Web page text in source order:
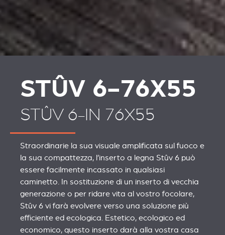
STÛV 6-76X55
STÛV 6-IN 76X55
Straordinarie la sua visuale amplificata sul fuoco e
la sua compattezza, l’inserto a legna Stûv 6 può
essere facilmente incassato in qualsiasi
caminetto. In sostituzione di un inserto di vecchia
generazione o per ridare vita al vostro focolare,
Stûv 6 vi farà evolvere verso una soluzione più
efficiente ed ecologica. Estetico, ecologico ed
economico, questo inserto darà alla vostra casa